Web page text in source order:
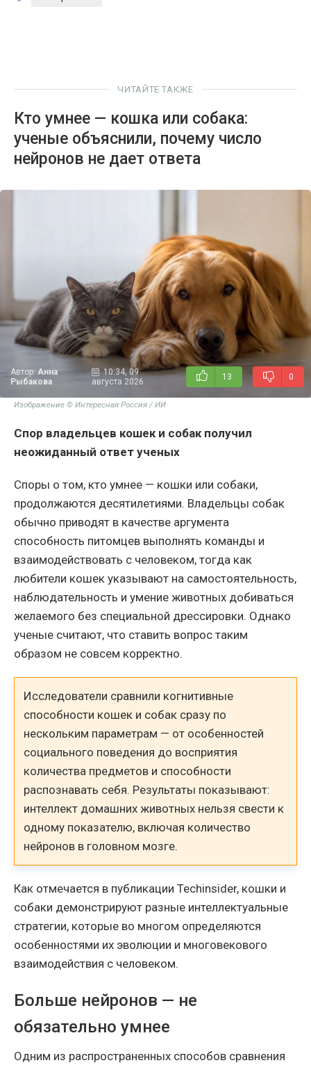
ЧИТАЙТЕ ТАКЖЕ
Кто умнее — кошка или собака:
ученые объяснили, почему число
нейронов не дает ответа
Автор:Анна
Рыбакова
10:34, 09
августа 2026
13 0
Изображение © Интересная Россия / ИИ
Спор владельцев кошек и собак получил
неожиданный ответ ученых
Споры о том, кто умнее — кошки или собаки,
продолжаются десятилетиями. Владельцы собак
обычно приводят в качестве аргумента
способность питомцев выполнять команды и
взаимодействовать с человеком, тогда как
любители кошек указывают на самостоятельность,
наблюдательность и умение животных добиваться
желаемого без специальной дрессировки. Однако
ученые считают, что ставить вопрос таким
образом не совсем корректно.
Исследователи сравнили когнитивные
способности кошек и собак сразу по
нескольким параметрам — от особенностей
социального поведения до восприятия
количества предметов и способности
распознавать себя. Результаты показывают:
интеллект домашних животных нельзя свести к
одному показателю, включая количество
нейронов в головном мозге.
Как отмечается в публикации Techinsider, кошки и
собаки демонстрируют разные интеллектуальные
стратегии, которые во многом определяются
особенностями их эволюции и многовекового
взаимодействия с человеком.
Больше нейронов — не
обязательно умнее
Одним из распространенных способов сравнения